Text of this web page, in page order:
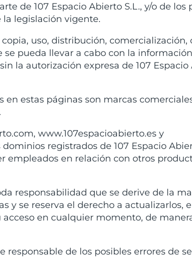
de 107 Espacio Abierto S.L., y/o de los
legislación vigente.
uso, distribución, comercialización,
pueda llevar a cabo con la
la autorización expresa de 107 Espacio
en estas páginas son marcas
www.107espacioabierto.es y
registrados de 107 Espacio
empleados en relación con otros
responsabilidad que se derive de la
y se reserva el derecho a actualizarlos,
en cualquier momento, de
responsable de los posibles errores de